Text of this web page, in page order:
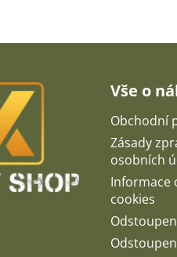
Vše o
Obchodní
Zásady
osobních
Informace
cookies